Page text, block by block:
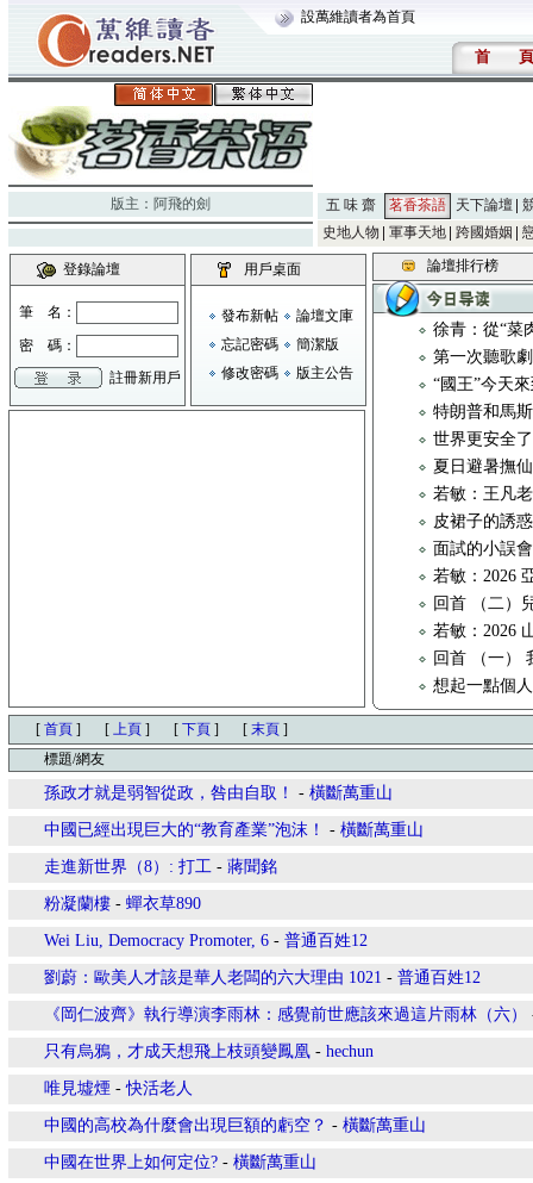
設萬維讀者為首頁
首 頁
版主： 阿飛的劍 五 味 齋 茗香茶語 天下論壇
史地人物
軍事天地 跨國婚姻
登錄論壇
筆 名：
密 碼：
註冊新用戶
用戶桌面
發布新帖
論壇文庫
忘記密碼
簡潔版
修改密碼
版主公告
論壇排行榜
徐青：從“菜
第一次聽歌劇
“國王”今天
特朗普和馬
世界更安全
夏日避暑撫
若敏：王凡
皮裙子的誘
面試的小誤會
若敏：2026
回首 （二）
若敏：2026
回首 （一）
想起一點個
[ 首頁 ] [ 上頁 ] [ 下頁 ] [ 末頁 ]
標題/網友
孫政才就是弱智從政，咎由自取！ - 橫斷萬重山
中國已經出現巨大的“教育產業”泡沫！ - 橫斷萬重山
走進新世界（8）: 打工 - 蔣聞銘
粉凝蘭樓 - 蟬衣草890
Wei Liu, Democracy Promoter, 6 - 普通百姓12
劉蔚：歐美人才該是華人老闆的六大理由 1021 - 普通百姓12
《岡仁波齊》執行導演李雨林：感覺前世應該來過這片雨林（六）
只有烏鴉，才成天想飛上枝頭變鳳凰 - hechun
唯見墟煙 -快活老人
中國的高校為什麼會出現巨額的虧空？ - 橫斷萬重山
中國在世界上如何定位? - 橫斷萬重山